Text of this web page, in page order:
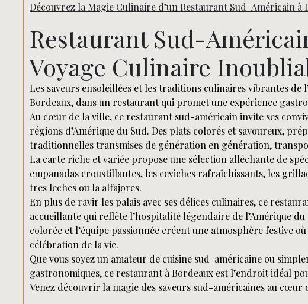
Découvrez la Magie Culinaire d’un Restaurant Sud-Américain à
Restaurant Sud-
Voyage Culinaire
Les saveurs ensoleillées et les traditions culinaires vibrantes de
Bordeaux, dans un restaurant qui promet une expérience
Au cœur de la ville, ce restaurant sud-américain invite ses
régions d’Amérique du Sud. Des plats colorés et savoureux,
traditionnelles transmises de génération en génération,
La carte riche et variée propose une sélection alléchante de
empanadas croustillantes, les ceviches rafraîchissants, les
tres leches ou la alfajores.
En plus de ravir les palais avec ses délices culinaires, ce
accueillante qui reflète l’hospitalité légendaire de l’Amérique
colorée et l’équipe passionnée créent une atmosphère festive
célébration de la vie.
Que vous soyez un amateur de cuisine sud-américaine ou
gastronomiques, ce restaurant à Bordeaux est l’endroit idéal
Venez découvrir la magie des saveurs sud-américaines au cœur